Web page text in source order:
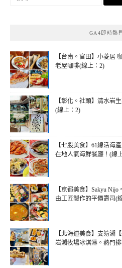
GA4即時熱
【台南。官田】小菱居
老屋咖啡(線上：2)
【彰化。社頭】清水岩
(線上：2)
【七股美食】61線活海
在地人氣海鮮餐廳！(線
【京都美食】Sakyu
由工匠製作的平價壽司(
【北海道美食】支笏湖
岩瀨牧場冰淇淋。熱門